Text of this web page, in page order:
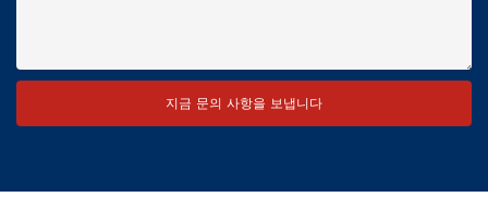
지금 문의 사항을 보냅니다